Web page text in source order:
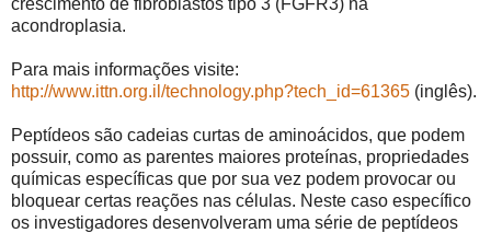
acondroplasia.
Para mais informações visite:
http://www.ittn.org.il/technology.php?tech_id=61365 (inglês).
Peptídeos são cadeias curtas de aminoácidos, que podem
possuir, como as parentes maiores proteínas, propriedades
químicas específicas que por sua vez podem provocar ou
bloquear certas reações nas células. Neste caso específico
os investigadores desenvolveram uma série de peptídeos